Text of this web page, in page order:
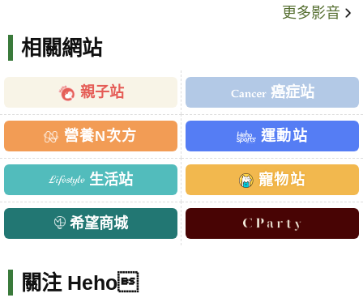
更多影音
相關網站
親子站 癌症站
營養N次方 運動站
生活站 寵物站
希望商城
關注 Heho